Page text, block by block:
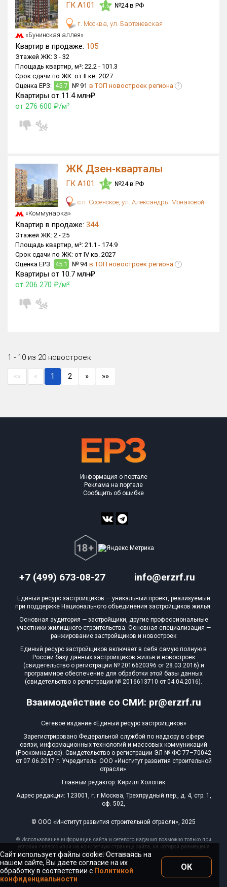
ГК А101 4.5 №24 в РФ
г. Москва, ул. Бартеневская
«Бунинская аллея»
Квартир в продаже: 105
Этажей ЖК: 3 - 32
Площадь квартир, м²: 22.2 - 101.3
Срок сдачи по ЖК: от II кв. 2027
Оценка ЕРЗ: 45.7 № 91 в ТОП новостроек региона ?
Квартиры от 11.4 млн₽
от 276 600 ₽/м²
ЖК Дзен-кварталы
ГК А101 4.5 №24 в РФ
с.п. Сосенское, ул. Александры Монаховой
«Коммунарка»
Квартир в продаже: 344
Этажей ЖК: 2 - 25
Площадь квартир, м²: 21.1 - 174.9
Срок сдачи по ЖК: от IV кв. 2027
Оценка ЕРЗ: 45.1 № 94 в ТОП новостроек региона ?
Квартиры от 10.7 млн₽
от 206 270 ₽/м²
1 - 10 из 20 новостроек
«« « 1 2 » »»
+7 (499) 673-08-27 info@erzrf.ru
Взаимодействие со СМИ: pr@erzrf.ru
Информация о портале
Реклама на портале
Сообщить об ошибке
Единый ресурс застройщиков — уникальный проект, реализуемый
при поддержке Национального объединения застройщиков жилья.
Основная аудитория — застройщики, другие профессиональные
участники жилищного строительства. Основная специализация —
ранжирование застройщиков и новостроек
Единый ресурс застройщиков включает в себя самую полную в
России базу данных застройщиков жилья и новостроек
(свидетельство о регистрации № 2016620396 от 28.03.2016) и
программное обеспечение для обработки этой базы данных
(свидетельство о регистрации № 2016613710 от 04.04.2016).
Сетевое издание «Единый ресурс застройщиков»
Зарегистрировано Федеральной службой по надзору в сфере
связи, информационных технологий и массовых коммуникаций
(Роскомнадзор). Свидетельство о регистрации ЭЛ № ФС 77–70042
от 07.06.2017 г. Учредитель: ООО «Институт развития строительной
отрасли».
Главный редактор: Кирилл Холопик
Адрес редакции: 123001, г. г.Москва, Трехпрудный пер., д. 4, стр. 1,
оф. 502,
© ООО «Институт развития строительной отрасли», 2025
© Использование информации сайта и сетевого издания возможно только при
условии гиперссылки на конкретную страницу сайта, на которой размещена
эта информация, 2025
Сайт использует файлы cookie. Оставаясь на
нашем сайте, Вы даете согласие на их
обработку в соответствии с Политикой
конфиденциальности
ОК